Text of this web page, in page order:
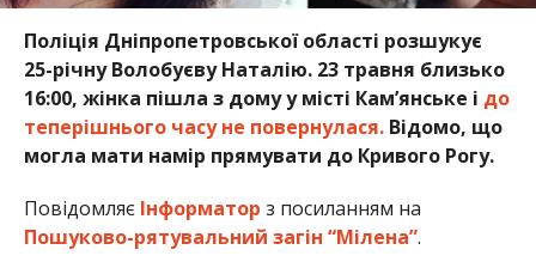
Поліція Дніпропетровської області розшукує
25-річну Волобуєву Наталію. 23 травня близько
16:00, жінка пішла з дому у місті Кам’янське і до
теперішнього часу не повернулася.Відомо, що
могла мати намір прямувати до Кривого Рогу.
Повідомляє Інформатор з посиланням на
Пошуково-рятувальний загін “Мілена”.